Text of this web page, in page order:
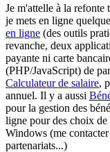
Je m'attelle à la refonte
je mets en ligne
en ligne (des outils
revanche, deux
payante ni carte
(PHP/JavaScript) de
Calculateur de salaire,
annuel. Il y a aussi
pour la gestion des
ligne pour des choix
Windows (me
partenariats...)